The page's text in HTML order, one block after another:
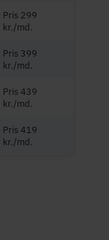
Pris 299
kr./md.
Pris 399
kr./md.
Pris 439
kr./md.
Pris 419
kr./md.